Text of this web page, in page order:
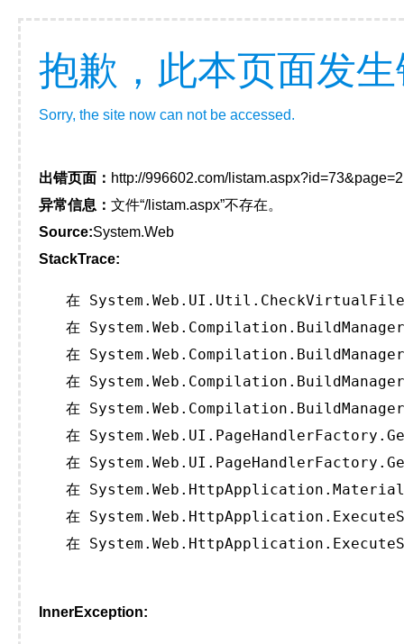
抱歉，此本页面发
Sorry, the site now can not be accessed.
出错页面： http://996602.com/listam.aspx?id=73&page=2
异常信息： 文件“/listam.aspx”不存在。
Source:System.Web
StackTrace:
在
在
在
在
在
在
在
在
在
在
InnerException: